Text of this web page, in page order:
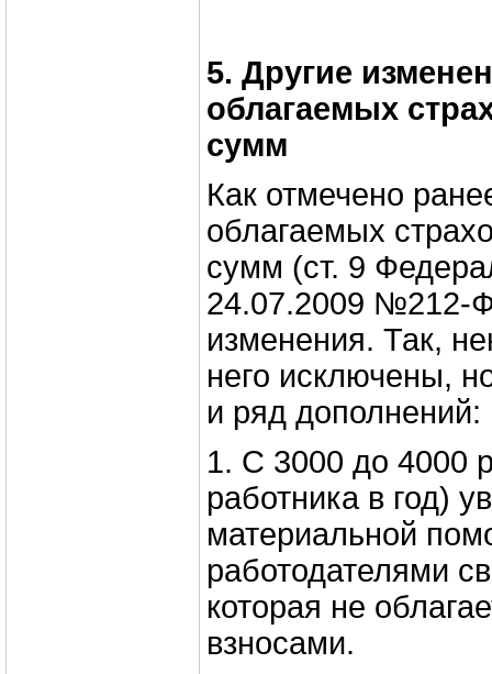
5. Другие
облагаемых
сумм
Как отмечено
облагаемых
сумм (ст. 9
24.07.2009
изменения. Так,
него исключены,
и ряд дополнений:
1. С 3000 до 4000
работника в год)
материальной
работодателями
которая не
взносами.